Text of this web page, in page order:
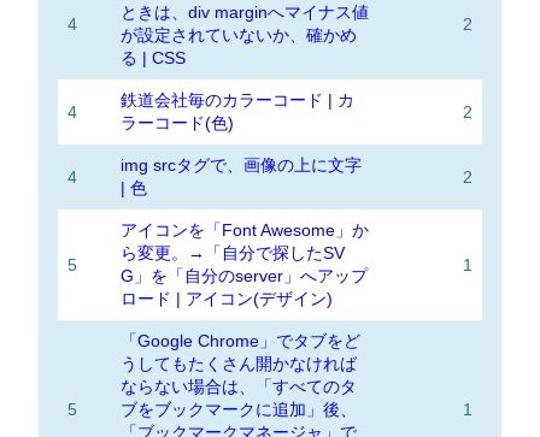
4
ときは、div marginへマイナス値
が設定されていないか、確かめ
る | CSS
2
4
鉄道会社毎のカラーコード | カ
ラーコード(色)
2
4
img srcタグで、画像の上に文字
| 色
2
5
アイコンを「Font Awesome」か
ら変更。→「自分で探したSV
G」を「自分のserver」へアップ
ロード | アイコン(デザイン)
1
5
「Google Chrome」でタブをど
うしてもたくさん開かなければ
ならない場合は、「すべてのタ
ブをブックマークに追加」後、
「ブックマークマネージャ」で
1